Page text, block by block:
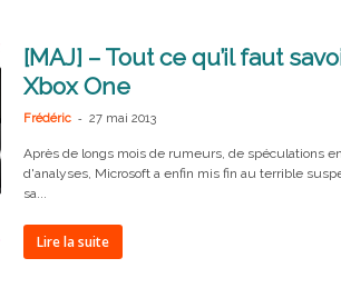
[MAJ] – Tout ce qu’il faut
Xbox One
Frédéric - 27 mai 2013
Après de longs mois de rumeurs, de spéculations
d'analyses, Microsoft a enfin mis fin au terrible
sa...
Lire la suite